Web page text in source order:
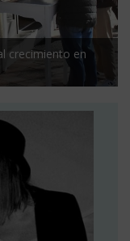
crecimiento en